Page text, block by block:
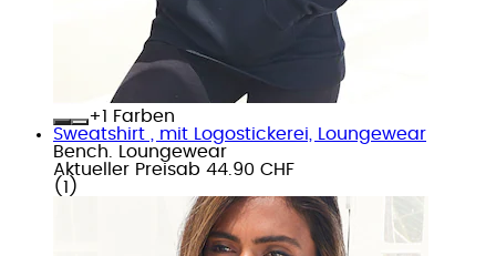
+
Farben
Sweatshirt , mit Logostickerei, Loungewear
Bench. Loungewear
Aktueller Preisab 44.90 CHF
( 1 )